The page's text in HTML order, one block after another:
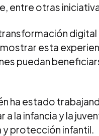
entre otras
esta
puedan
ha estado
a la infancia y la
y protección infantil.